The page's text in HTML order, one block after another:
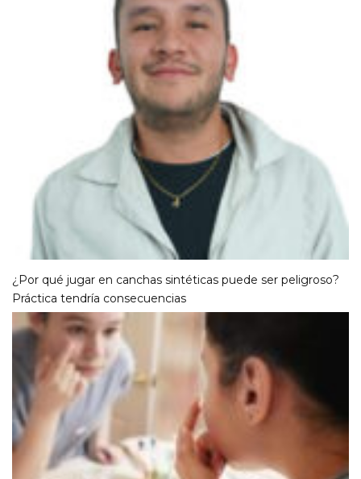
¿Por qué jugar en canchas sintéticas puede ser peligroso?
Práctica tendría consecuencias